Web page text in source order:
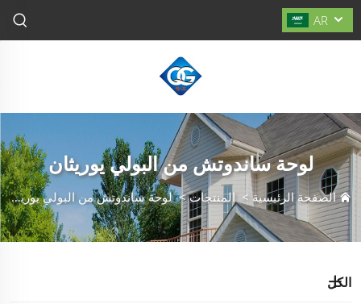
AR
لوحة ساندوتش من البولي يوريثان
الصفحة الرئيسية >المنتجات>لوحة ساندوتش من البولي يوريثان
الكل